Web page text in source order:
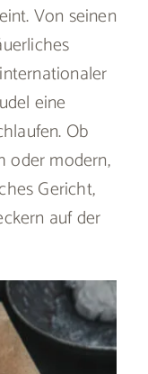
Von seinen
eine
Ob
oder modern,
Gericht,
auf der